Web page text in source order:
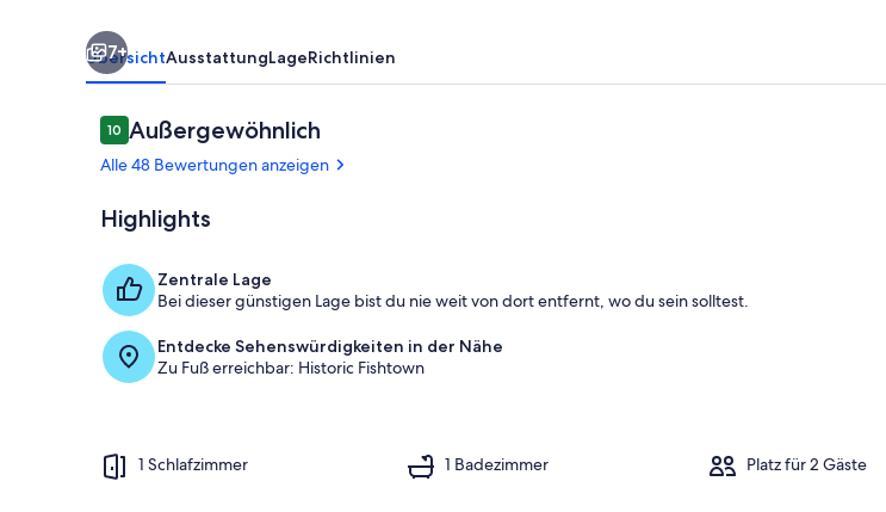
walk
to
Fishtown.
7+
ÜbersichtAusstattungLageRichtlinien
Bewertungen
1010 von 10.
Außergewöhnlich
Alle 48 Bewertungen anzeigen
Highlights
Zentrale Lage
Bei dieser günstigen Lage bist du nie weit von dort entfernt, wo du sein solltest.
Entdecke Sehenswürdigkeiten in der Nähe
Zu Fuß erreichbar: Historic Fishtown
1 Schlafzimmer 1 Badezimmer Platz für 2 Gäste